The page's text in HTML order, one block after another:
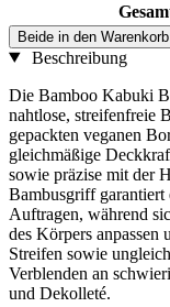
Beide in den Warenkorb
Beschreibung
Die Bamboo Kabuki
nahtlose, streifenfreie
gepackten veganen
gleichmäßige
sowie präzise mit der
Bambusgriff
Auftragen, während
des Körpers
Streifen sowie
Verblenden an
und Dekolleté.